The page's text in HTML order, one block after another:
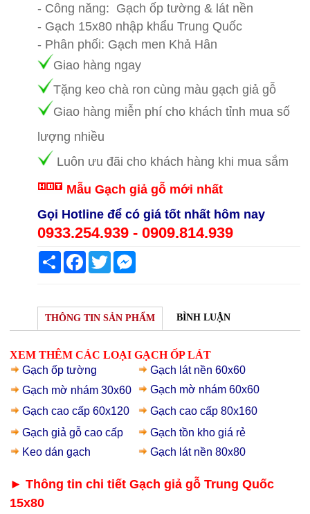
- Công năng: Gạch ốp tường & lát nền
- Gạch 15x80 nhập khẩu Trung Quốc
- Phân phối: Gạch men Khả Hân
Giao hàng ngay
Tặng keo chà ron cùng màu gạch giả gỗ
Giao hàng miễn phí cho khách tỉnh mua số
lượng nhiều
Luôn ưu đãi cho khách hàng khi mua sắm
Mẫu Gạch giả gỗ mới nhất
Gọi Hotline để có giá tốt nhất hôm nay
0933.254.939 - 0909.814.939
Share Facebook
Twitter
THÔNG TIN SẢN PHẨM BÌNH LUẬN
XEM THÊM CÁC LOẠI GẠCH ỐP LÁT
Gạch ốp tường
Gạch lát nền 60x60
Gạch mờ nhám 30x60
Gạch mờ nhám 60x60
Gạch cao cấp 60x120
Gạch cao cấp 80x160
Gạch giả gỗ cao cấp Gạch tồn kho giá rẻ
Keo dán gạch
Gạch lát nền 80x80
► Thông tin chi tiết Gạch giả gỗ Trung Quốc
15x80